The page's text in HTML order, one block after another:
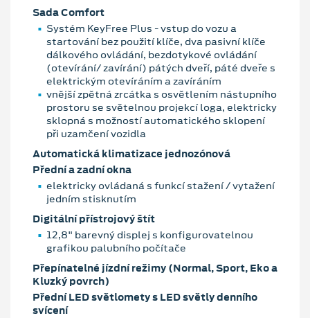
Sada Comfort
Systém KeyFree Plus - vstup do vozu a
startování bez použití klíče, dva pasivní klíče
dálkového ovládání, bezdotykové ovládání
(otevírání/ zavírání) pátých dveří, páté dveře s
elektrickým otevíráním a zavíráním
vnější zpětná zrcátka s osvětlením nástupního
prostoru se světelnou projekcí loga, elektricky
sklopná s možností automatického sklopení
při uzamčení vozidla
Automatická klimatizace jednozónová
Přední a zadní okna
elektricky ovládaná s funkcí stažení / vytažení
jedním stisknutím
Digitální přístrojový štít
12,8" barevný displej s konfigurovatelnou
grafikou palubního počítače
Přepínatelné jízdní režimy (Normal, Sport, Eko a
Kluzký povrch)
Přední LED světlomety s LED světly denního
svícení